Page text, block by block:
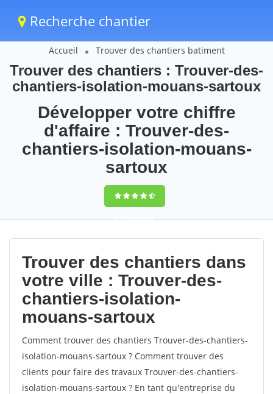
Recherche chantier
Accueil Trouver des chantiers batiment
Trouver des chantiers : Trouver-des-
chantiers-isolation-mouans-sartoux
Développer votre chiffre
d'affaire : Trouver-des-
chantiers-isolation-mouans-
sartoux
9,5(100%)98
votes
Trouver des chantiers dans
votre ville : Trouver-des-
chantiers-isolation-
mouans-sartoux
Comment trouver des chantiers Trouver-des-chantiers-
isolation-mouans-sartoux ? Comment trouver des
clients pour faire des travaux Trouver-des-chantiers-
isolation-mouans-sartoux ? En tant qu'entreprise du